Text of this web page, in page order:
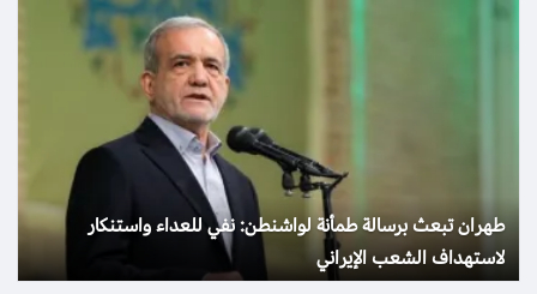
طهران تبعث برسالة طمأنة لواشنطن: نفي للعداء واستنكار
لاستهداف الشعب الإيراني